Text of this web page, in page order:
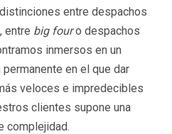
entre despachos
entre big fouro despachos
inmersos en un
en el que dar
veloces e impredecibles
clientes supone una
complejidad.